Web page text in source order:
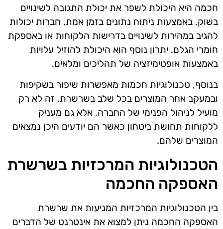
חכמה היא היכולת לשפר את יכולת התגובה לשינויים
בשוק. באמצעות ניתוח נתונים בזמן אמת, חברות יכולות
להגיב במהירות לשינויים בדרישות הלקוחות או באספקת
חומרי הגלם. יתרון נוסף הוא היכולת להוזיל עלויות
באמצעות אופטימיזציה של תהליכים ומלאים.
בנוסף, טכנולוגיות חכמות מאפשרות שיפור בשקיפות
ובמעקב אחר המוצרים בכל שלב בשרשרת. זה לא רק
מועיל לניהול הפנימי של החברה, אלא גם מעניק
ללקוחות תחושת ביטחון כאשר הם יודעים היכן נמצאים
המוצרים שלהם.
הטכנולוגיות המרכזיות בשרשרת
האספקה החכמה
בין הטכנולוגיות המרכזיות המניעות את שרשרת
האספקה החכמה ניתן למצוא את אינטרנט של הדברים